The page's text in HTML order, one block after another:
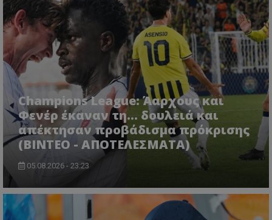
Champions League: Άαρχους και
Φενέρ έκαναν τη... δουλειά και
απέκτησαν προβάδισμα πρόκρισης
(ΒΙΝΤΕΟ - ΑΠΟΤΕΛΕΣΜΑΤΑ)
05.08.2026 - 23:23